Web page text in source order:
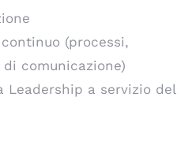
(processi,
comunicazione)
Leadership a servizio del